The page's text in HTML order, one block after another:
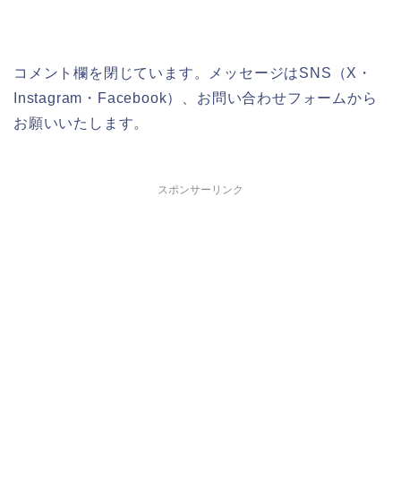
コメント欄を閉じています。メッセージはSNS（X・
Instagram・Facebook）、お問い合わせフォームから
お願いいたします。
スポンサーリンク